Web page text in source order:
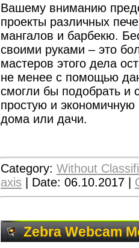
Вашему вниманию
проекты различных
мангалов и барбекю.
своими руками – это
мастеров этого дела
не менее с помощью
смогли бы подобрать и
простую и экономичную
дома или дачи.
Category: Without
axis
Date: 06.10.2017
Zebra Webcam